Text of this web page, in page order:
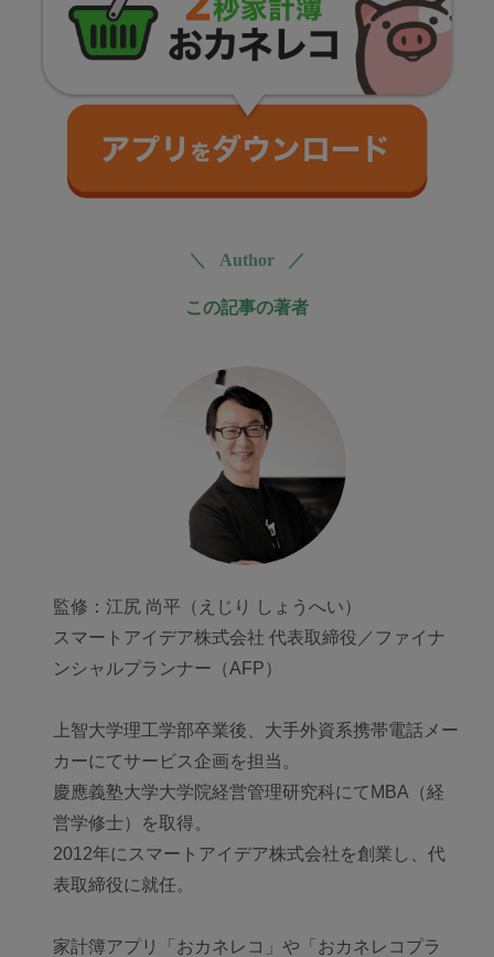
＼ Author ／
この記事の著者
監修：江尻 尚平（えじり しょうへい）
スマートアイデア株式会社 代表取締役／ファイナ
ンシャルプランナー（AFP）
上智大学理工学部卒業後、大手外資系携帯電話メー
カーにてサービス企画を担当。
慶應義塾大学大学院経営管理研究科にてMBA（経
営学修士）を取得。
2012年にスマートアイデア株式会社を創業し、代
表取締役に就任。
家計簿アプリ「おカネレコ」や「おカネレコプラ